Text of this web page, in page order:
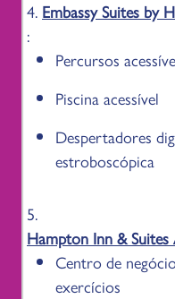
4. Embassy Suites by
:
Percursos
Piscina acessível
Despertadores
estroboscópica
5.
Hampton Inn &
Centro de
exercícios